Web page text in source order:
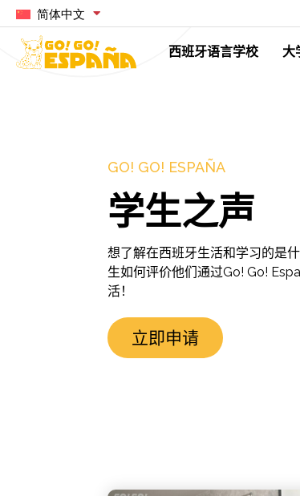
简体中文
西班牙语言学校 大
GO! GO! ESPAÑA
学生之声
想了解在西班牙生活和学习的是
生如何评价他们通过Go! Go!
活！
立即申请